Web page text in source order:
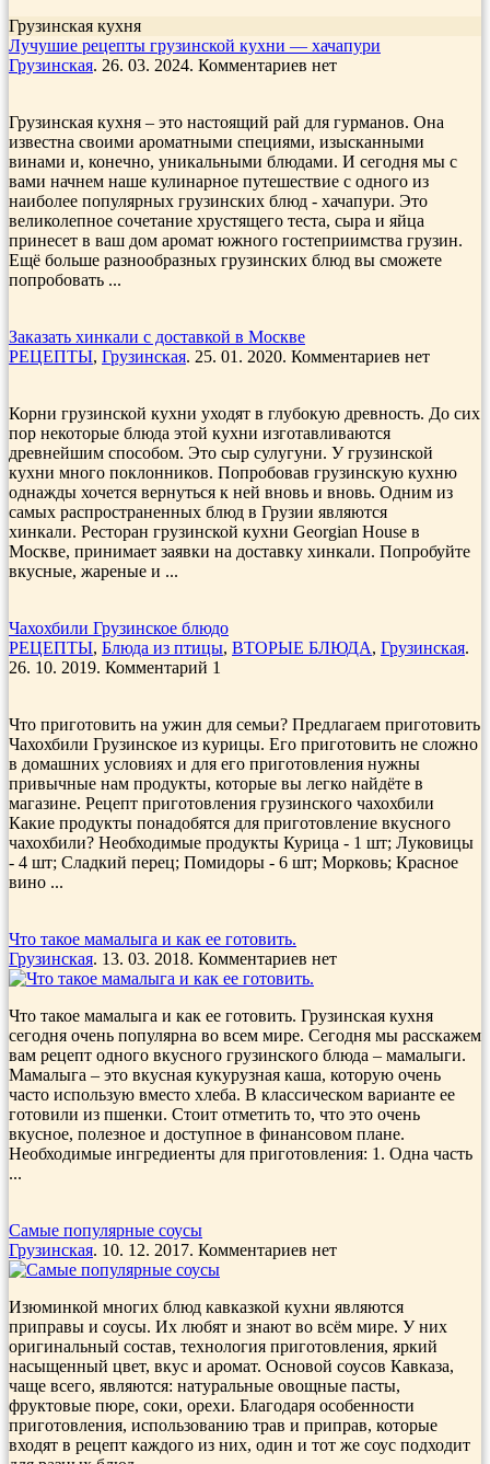
Грузинская кухня
Лучушие рецепты грузинской кухни — хачапури
Грузинская. 26. 03. 2024. Комментариев нет
Грузинская кухня – это настоящий рай для гурманов. Она
известна своими ароматными специями, изысканными
винами и, конечно, уникальными блюдами. И сегодня мы с
вами начнем наше кулинарное путешествие с одного из
наиболее популярных грузинских блюд - хачапури. Это
великолепное сочетание хрустящего теста, сыра и яйца
принесет в ваш дом аромат южного гостеприимства грузин.
Ещё больше разнообразных грузинских блюд вы сможете
попробовать ...
Заказать хинкали с доставкой в Москве
РЕЦЕПТЫ, Грузинская. 25. 01. 2020. Комментариев нет
Корни грузинской кухни уходят в глубокую древность. До сих
пор некоторые блюда этой кухни изготавливаются
древнейшим способом. Это сыр сулугуни. У грузинской
кухни много поклонников. Попробовав грузинскую кухню
однажды хочется вернуться к ней вновь и вновь. Одним из
самых распространенных блюд в Грузии являются
хинкали. Ресторан грузинской кухни Georgian House в
Москве, принимает заявки на доставку хинкали. Попробуйте
вкусные, жареные и ...
Чахохбили Грузинское блюдо
РЕЦЕПТЫ, Блюда из птицы, ВТОРЫЕ БЛЮДА, Грузинская.
26. 10. 2019. Комментарий 1
Что приготовить на ужин для семьи? Предлагаем приготовить
Чахохбили Грузинское из курицы. Его приготовить не сложно
в домашних условиях и для его приготовления нужны
привычные нам продукты, которые вы легко найдёте в
магазине. Рецепт приготовления грузинского чахохбили
Какие продукты понадобятся для приготовление вкусного
чахохбили? Необходимые продукты Курица - 1 шт; Луковицы
- 4 шт; Сладкий перец; Помидоры - 6 шт; Морковь; Красное
вино ...
Что такое мамалыга и как ее готовить.
Грузинская. 13. 03. 2018. Комментариев нет
Что такое мамалыга и как ее готовить. Грузинская кухня
сегодня очень популярна во всем мире. Сегодня мы расскажем
вам рецепт одного вкусного грузинского блюда – мамалыги.
Мамалыга – это вкусная кукурузная каша, которую очень
часто использую вместо хлеба. В классическом варианте ее
готовили из пшенки. Стоит отметить то, что это очень
вкусное, полезное и доступное в финансовом плане.
Необходимые ингредиенты для приготовления: 1. Одна часть
...
Самые популярные соусы
Грузинская. 10. 12. 2017. Комментариев нет
Изюминкой многих блюд кавказкой кухни являются
приправы и соусы. Их любят и знают во всём мире. У них
оригинальный состав, технология приготовления, яркий
насыщенный цвет, вкус и аромат. Основой соусов Кавказа,
чаще всего, являются: натуральные овощные пасты,
фруктовые пюре, соки, орехи. Благодаря особенности
приготовления, использованию трав и приправ, которые
входят в рецепт каждого из них, один и тот же соус подходит